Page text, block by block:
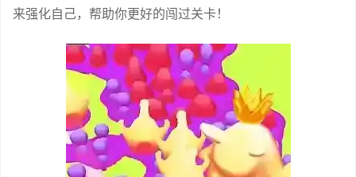
来强化自己，帮助你更好的闯过关卡！